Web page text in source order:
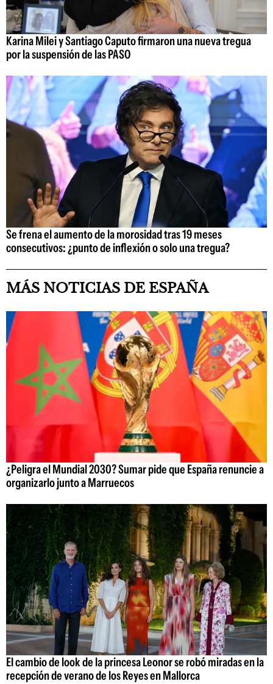
Karina Milei y Santiago Caputo firmaron una nueva tregua
por la suspensión de las PASO
Se frena el aumento de la morosidad tras 19 meses
consecutivos: ¿punto de inflexión o solo una tregua?
MÁS NOTICIAS DE ESPAÑA
¿Peligra el Mundial 2030? Sumar pide que España renuncie a
organizarlo junto a Marruecos
El cambio de look de la princesa Leonor se robó miradas en la
recepción de verano de los Reyes en Mallorca